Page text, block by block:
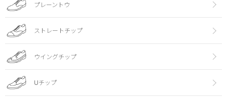
プレーントウ
ストレートチップ
ウイングチップ
Uチップ